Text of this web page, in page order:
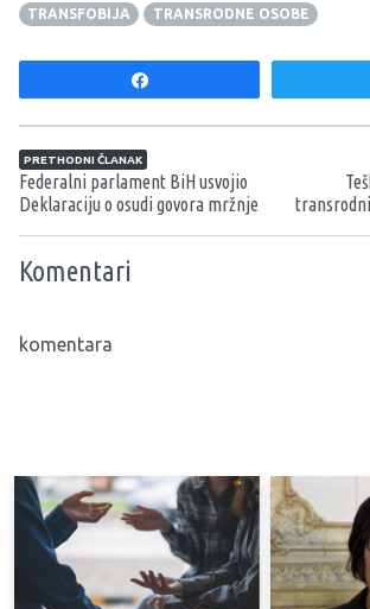
TRANSFOBIJA
TRANSRODNE OSOBE
Navigacija članaka
PRETHODNI ČLANAK
Federalni parlament BiH usvojio
Deklaraciju o osudi govora mržnje
Komentari
komentara